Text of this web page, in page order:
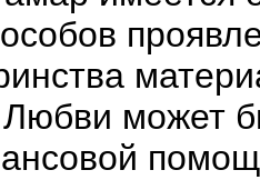
Любви может